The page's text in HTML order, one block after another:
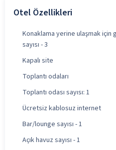
Otel Özellikleri
Konaklama yerine ulaşmak için
sayısı - 3
Kapalı site
Toplantı odaları
Toplantı odası sayısı: 1
Ücretsiz kablosuz internet
Bar/lounge sayısı - 1
Açık havuz sayısı - 1